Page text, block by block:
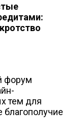
форум
тем для